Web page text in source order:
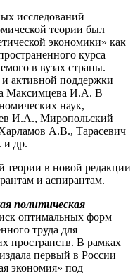
исследований
теории был
экономики» как
курса
в вузах страны.
активной поддержки
Максимцева И.А. В
наук,
И.А., Миропольский
А.В., Тарасевич
др.
теории в новой редакции
и аспирантам.
политическая
оптимальных форм
труда для
пространств. В рамках
первый в России
экономия» под